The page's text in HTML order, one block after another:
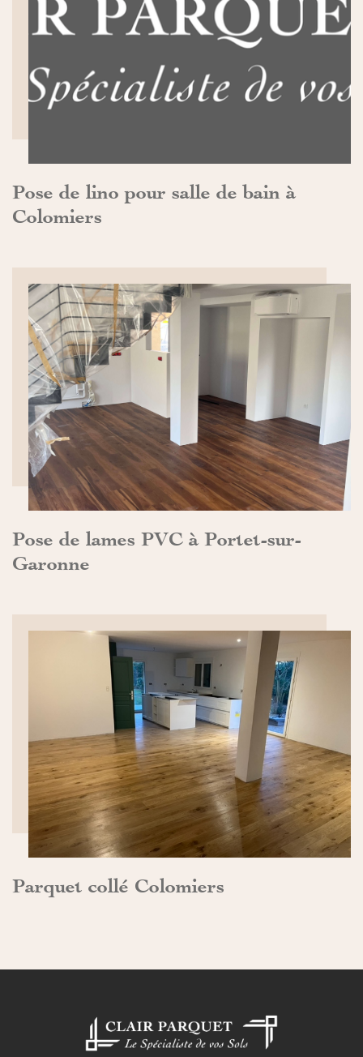
Pose de lino pour salle de bain à
Colomiers
DÉCOUVRIR>>
Pose de lames PVC à Portet-sur-
Garonne
DÉCOUVRIR>>
Parquet collé Colomiers
DÉCOUVRIR>>